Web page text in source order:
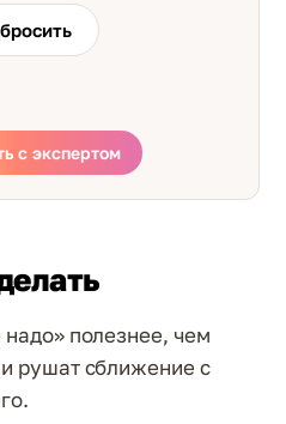
с экспертом
полезнее, чем
рушат сближение с